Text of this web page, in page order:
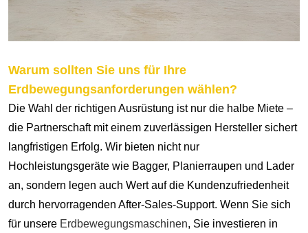
Warum sollten Sie uns für Ihre
Erdbewegungsanforderungen wählen?
Die Wahl der richtigen Ausrüstung ist nur die halbe Miete –
die Partnerschaft mit einem zuverlässigen Hersteller sichert
langfristigen Erfolg. Wir bieten nicht nur
Hochleistungsgeräte wie Bagger, Planierraupen und Lader
an, sondern legen auch Wert auf die Kundenzufriedenheit
durch hervorragenden After-Sales-Support. Wenn Sie sich
für unsere Erdbewegungsmaschinen, Sie investieren in